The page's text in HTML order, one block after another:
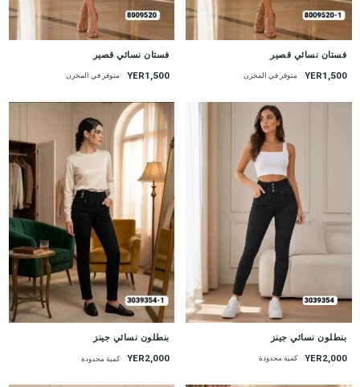
فستان نسائي قصير
YER1,500 متوفر في المخزن
فستان نسائي قصير
YER1,500 متوفر في المخزن
بنطلون نسائي جينز
YER2,000 كمية محدودة
بنطلون نسائي جينز
YER2,000 كمية محدودة